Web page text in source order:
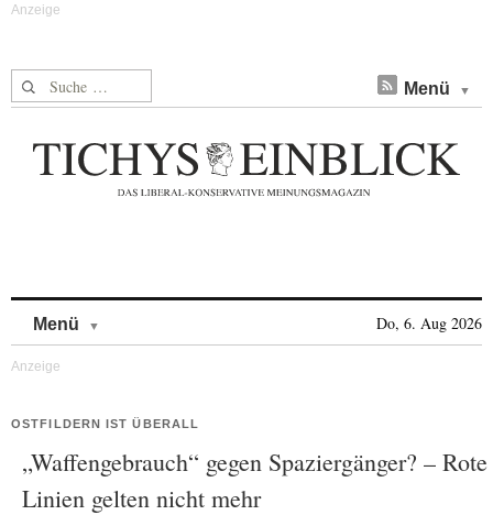
Suche nach: Menü
Menü Do, 6. Aug 2026
OSTFILDERN IST ÜBERALL
„Waffengebrauch“ gegen Spaziergänger? – Rote
Linien gelten nicht mehr